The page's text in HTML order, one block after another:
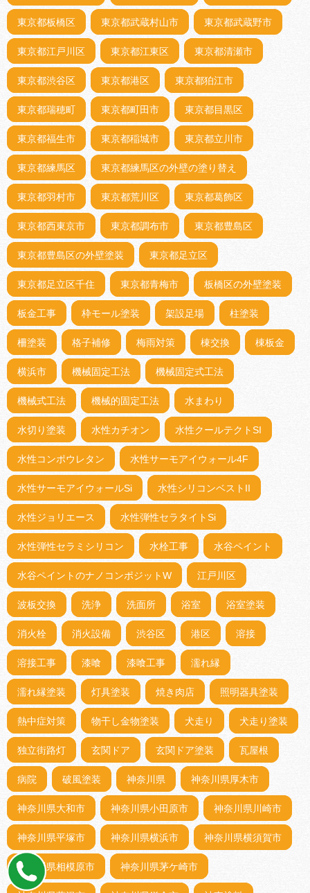
東京都板橋区 東京都武蔵村山市 東京都武蔵野市
東京都江戸川区 東京都江東区 東京都清瀬市
東京都渋谷区 東京都港区 東京都狛江市
東京都瑞穂町 東京都町田市 東京都目黒区
東京都福生市 東京都稲城市 東京都立川市
東京都練馬区 東京都練馬区の外壁の塗り替え
東京都羽村市 東京都荒川区 東京都葛飾区
東京都西東京市 東京都調布市 東京都豊島区
東京都豊島区の外壁塗装 東京都足立区
東京都足立区千住 東京都青梅市 板橋区の外壁塗装
板金工事 枠モール塗装 架設足場 柱塗装
柵塗装 格子補修 梅雨対策 棟交換 棟板金
横浜市 機械固定工法 機械固定式工法
機械式工法 機械的固定工法 水まわり
水切り塗装 水性カチオン 水性クールテクトSI
水性コンポウレタン 水性サーモアイウォール4F
水性サーモアイウォールSi 水性シリコンベストII
水性ジョリエース 水性弾性セラタイトSi
水性弾性セラミシリコン 水栓工事 水谷ペイント
水谷ペイントのナノコンポジットW 江戸川区
波板交換 洗浄 洗面所 浴室 浴室塗装
消火栓 消火設備 渋谷区 港区 溶接
溶接工事 漆喰 漆喰工事 濡れ縁
濡れ縁塗装 灯具塗装 焼き肉店 照明器具塗装
熱中症対策 物干し金物塗装 犬走り 犬走り塗装
独立街路灯 玄関ドア 玄関ドア塗装 瓦屋根
病院 破風塗装 神奈川県 神奈川県厚木市
神奈川県大和市 神奈川県小田原市 神奈川県川崎市
神奈川県平塚市 神奈川県横浜市 神奈川県横須賀市
神奈川県相模原市 神奈川県茅ケ崎市